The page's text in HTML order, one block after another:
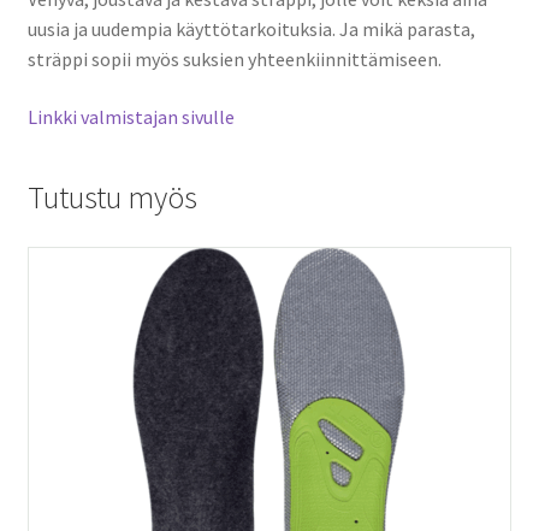
uusia ja uudempia käyttötarkoituksia. Ja mikä parasta,
sträppi sopii myös suksien yhteenkiinnittämiseen.
Linkki valmistajan sivulle
Tutustu myös